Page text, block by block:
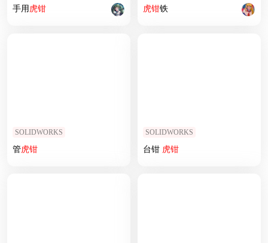
手用 虎钳 虎钳铁
SOLIDWORKS
管虎钳
SOLIDWORKS
台钳 虎钳